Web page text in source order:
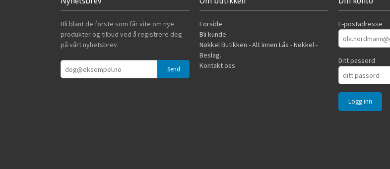
Bli blant de første som får vite om nye
produkter og tilbud ved å registrere deg
på vårt nyhetsbrev.
Forside
Bli kunde
Nøkkel Butikken - Alt innen Lås - Nøkkel -
Beslag.
Kontakt oss
E-postadresse
Ditt passord